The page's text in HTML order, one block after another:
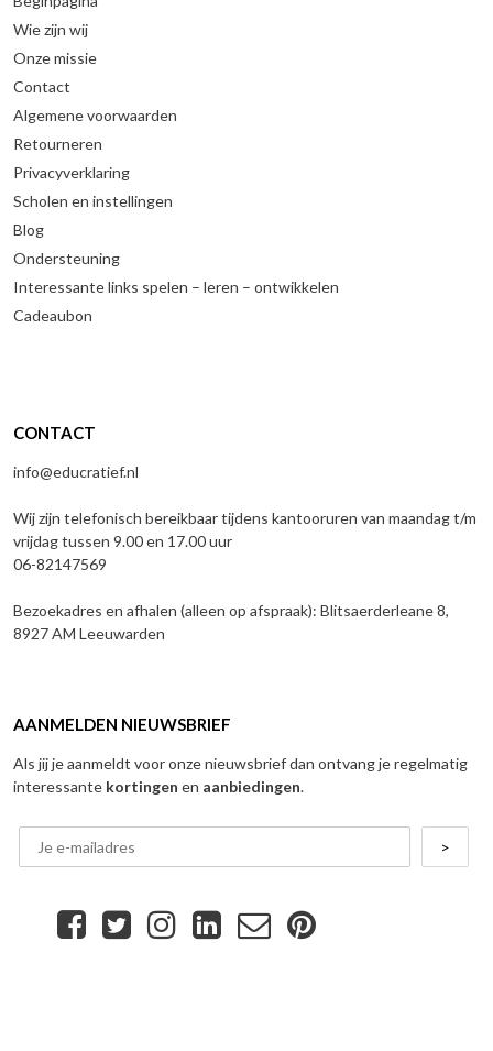
Wie zijn wij
Onze missie
Contact
Algemene voorwaarden
Retourneren
Privacyverklaring
Scholen en instellingen
Blog
Ondersteuning
Interessante links spelen – leren – ontwikkelen
Cadeaubon
CONTACT
info@educratief.nl
Wij zijn telefonisch bereikbaar tijdens kantooruren van maandag t/m
vrijdag tussen 9.00 en 17.00 uur
06-82147569
Bezoekadres en afhalen (alleen op afspraak): Blitsaerderleane 8,
8927 AM Leeuwarden
AANMELDEN NIEUWSBRIEF
Als jij je aanmeldt voor onze nieuwsbrief dan ontvang je regelmatig
interessante kortingen en aanbiedingen.